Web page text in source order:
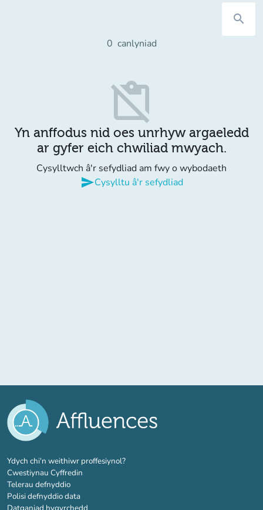
search
0 canlyniad
content_paste_off
Yn anffodus nid oes unrhyw argaeledd
ar gyfer eich chwiliad mwyach.
Cysylltwch â'r sefydliad am fwy o wybodaeth
sendCysylltu â'r sefydliad
Ydych chi'n weithiwr proffesiynol?(tab newydd)
Cwestiynau Cyffredin
Telerau defnyddio
Polisi defnyddio data